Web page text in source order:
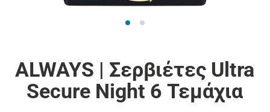
ALWAYS | Σερβιέτες Ultra
Secure Night 6 Τεμάχια